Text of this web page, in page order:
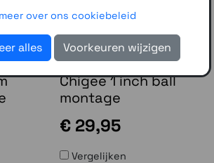
Chigee 1 inch ball
montage
€ 29,95
Vergelijken
over ons cookiebeleid
alles Voorkeuren wijzigen